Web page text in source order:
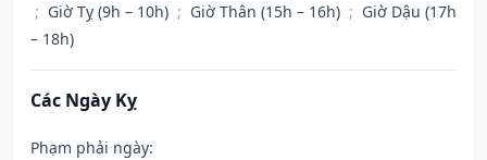
; Giờ Tỵ (9h – 10h) ; Giờ Thân (15h – 16h) ; Giờ Dậu (17h
– 18h)
Các Ngày Kỵ
Phạm phải ngày: